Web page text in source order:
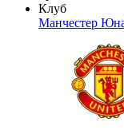
Клуб
Манчестер